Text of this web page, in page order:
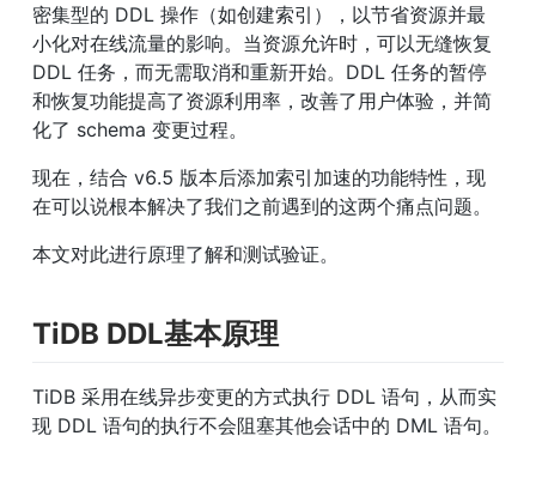
密集型的 DDL 操作（如创建索引），以节省资源并最
小化对在线流量的影响。当资源允许时，可以无缝恢复
DDL 任务，而无需取消和重新开始。DDL 任务的暂停
和恢复功能提高了资源利用率，改善了用户体验，并简
化了 schema 变更过程。
现在，结合 v6.5 版本后添加索引加速的功能特性，现
在可以说根本解决了我们之前遇到的这两个痛点问题。
本文对此进行原理了解和测试验证。
TiDB DDL基本原理
TiDB 采用在线异步变更的方式执行 DDL 语句，从而实
现 DDL 语句的执行不会阻塞其他会话中的 DML 语句。